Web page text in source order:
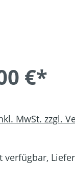
€*
MwSt. zzgl.
verfügbar,